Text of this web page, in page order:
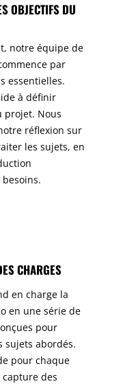
OBJECTIFS DU
notre équipe de
par
essentielles.
à définir
projet. Nous
réflexion sur
les sujets, en
CHARGES
en charge la
en une série de
pour
sujets abordés.
pour chaque
des